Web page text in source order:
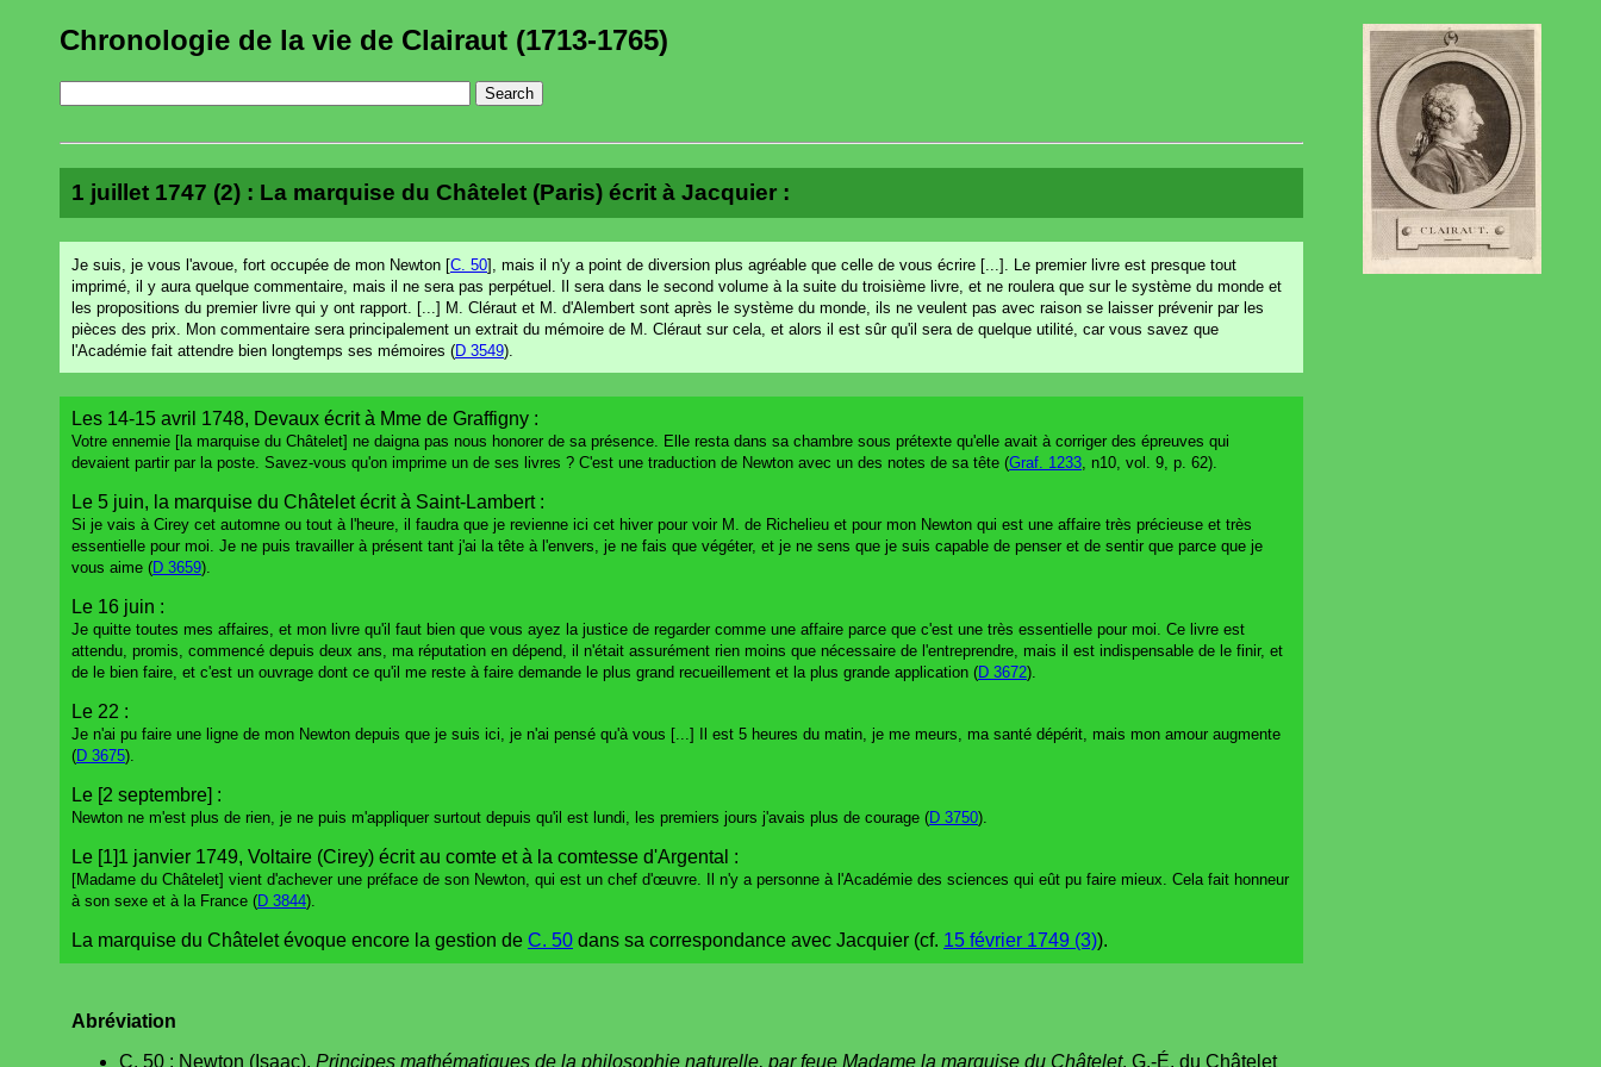
Chronologie de la vie de Clairaut (1713-1765)
1 juillet 1747 (2) : La marquise du Châtelet (Paris) écrit à Jacquier :
Je suis, je vous l'avoue, fort occupée de mon Newton [C. 50], mais il n'y a point de diversion plus agréable que celle de vous écrire [...]. Le premier livre est presque tout
imprimé, il y aura quelque commentaire, mais il ne sera pas perpétuel. Il sera dans le second volume à la suite du troisième livre, et ne roulera que sur le système du monde et
les propositions du premier livre qui y ont rapport. [...] M. Cléraut et M. d'Alembert sont après le système du monde, ils ne veulent pas avec raison se laisser prévenir par les
pièces des prix. Mon commentaire sera principalement un extrait du mémoire de M. Cléraut sur cela, et alors il est sûr qu'il sera de quelque utilité, car vous savez que
l'Académie fait attendre bien longtemps ses mémoires (D 3549).
Les 14-15 avril 1748, Devaux écrit à Mme de Graffigny :
Votre ennemie [la marquise du Châtelet] ne daigna pas nous honorer de sa présence. Elle resta dans sa chambre sous prétexte qu'elle avait à corriger des épreuves qui
devaient partir par la poste. Savez-vous qu'on imprime un de ses livres ? C'est une traduction de Newton avec un des notes de sa tête (Graf. 1233 , n10, vol. 9, p. 62).
Le 5 juin, la marquise du Châtelet écrit à Saint-Lambert :
Si je vais à Cirey cet automne ou tout à l'heure, il faudra que je revienne ici cet hiver pour voir M. de Richelieu et pour mon Newton qui est une affaire très précieuse et très
essentielle pour moi. Je ne puis travailler à présent tant j'ai la tête à l'envers, je ne fais que végéter, et je ne sens que je suis capable de penser et de sentir que parce que je
vous aime (D 3659).
Le 16 juin :
Je quitte toutes mes affaires, et mon livre qu'il faut bien que vous ayez la justice de regarder comme une affaire parce que c'est une très essentielle pour moi. Ce livre est
attendu, promis, commencé depuis deux ans, ma réputation en dépend, il n'était assurément rien moins que nécessaire de l'entreprendre, mais il est indispensable de le finir, et
de le bien faire, et c'est un ouvrage dont ce qu'il me reste à faire demande le plus grand recueillement et la plus grande application (D 3672).
Le 22 :
Je n'ai pu faire une ligne de mon Newton depuis que je suis ici, je n'ai pensé qu'à vous [...] Il est 5 heures du matin, je me meurs, ma santé dépérit, mais mon amour augmente
(D 3675).
Le [2 septembre] :
Newton ne m'est plus de rien, je ne puis m'appliquer surtout depuis qu'il est lundi, les premiers jours j'avais plus de courage (D 3750).
Le [1]1 janvier 1749, Voltaire (Cirey) écrit au comte et à la comtesse d'Argental :
[Madame du Châtelet] vient d'achever une préface de son Newton, qui est un chef d'œuvre. Il n'y a personne à l'Académie des sciences qui eût pu faire mieux. Cela fait honneur
à son sexe et à la France (D 3844).
La marquise du Châtelet évoque encore la gestion de C. 50 dans sa correspondance avec Jacquier (cf. 15 février 1749 (3)).
Abréviation
C. 50 : Newton (Isaac), Principes mathématiques de la philosophie naturelle, par feue Madame la marquise du Châtelet, G.-É. du Châtelet